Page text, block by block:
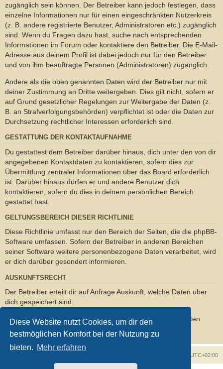
Diese Website nutzt Cookies, um dir den
bestmöglichen Komfort bei der Nutzung zu
bieten. Mehr erfahren
zugänglich sein können. Der Betreiber kann jedoch festlegen, dass
einzelne Informationen nur für einen eingeschränkten Nutzerkreis
(z. B. andere registrierte Benutzer, Administratoren etc.) zugänglich
sind. Wenn du Fragen dazu hast, suche nach entsprechenden
Informationen im Forum oder kontaktiere den Betreiber. Die E-Mail-
Adresse aus deinem Profil ist dabei jedoch nur für den Betreiber
und von ihm beauftragte Personen (Administratoren) zugänglich.
Andere als die oben genannten Daten wird der Betreiber nur mit
deiner Zustimmung an Dritte weitergeben. Dies gilt nicht, sofern er
auf Grund gesetzlicher Regelungen zur Weitergabe der Daten (z.
B. an Strafverfolgungsbehörden) verpflichtet ist oder die Daten zur
Durchsetzung rechtlicher Interessen erforderlich sind.
GESTATTUNG DER KONTAKTAUFNAHME
Du gestattest dem Betreiber darüber hinaus, dich unter den von dir
angegebenen Kontaktdaten zu kontaktieren, sofern dies zur
Übermittlung zentraler Informationen über das Board erforderlich
ist. Darüber hinaus dürfen er und andere Benutzer dich
kontaktieren, sofern du dies in deinem persönlichen Bereich
gestattet hast.
GELTUNGSBEREICH DIESER RICHTLINIE
Diese Richtlinie umfasst nur den Bereich der Seiten, die die phpBB-
Software umfassen. Sofern der Betreiber in anderen Bereichen
seiner Software weitere personenbezogene Daten verarbeitet, wird
er dich darüber gesondert informieren.
AUSKUNFTSRECHT
Der Betreiber erteilt dir auf Anfrage Auskunft, welche Daten über
dich gespeichert sind.
Du kannst jederzeit die Löschung bzw. Sperrung deiner Daten
verlangen. Kontaktiere hierzu bitte den Betreiber.
UTC+02:00